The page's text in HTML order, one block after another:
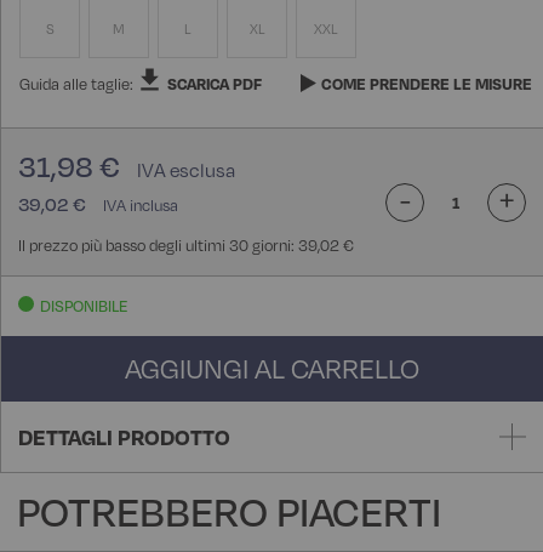
S M L XL XXL
Guida alle taglie: SCARICA PDF COME PRENDERE LE MISURE
39,02 €
31,98 €
Il prezzo più basso degli ultimi 30 giorni: 39,02 €
- +
DISPONIBILE
AGGIUNGI AL CARRELLO
DETTAGLI PRODOTTO
POTREBBERO PIACERTI